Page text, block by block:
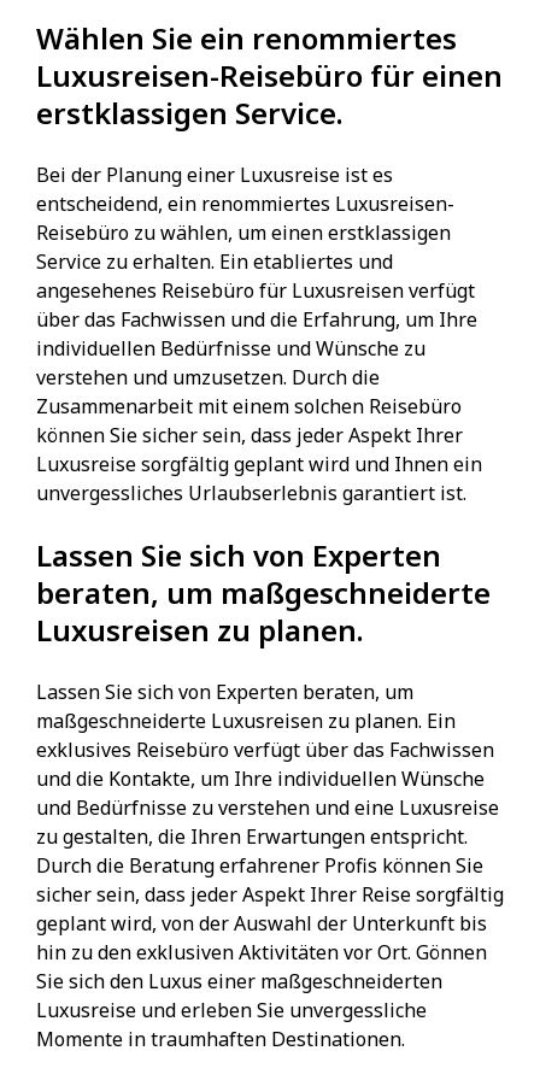
Wählen Sie ein renommiertes
Luxusreisen-Reisebüro für einen
erstklassigen Service.
Bei der Planung einer Luxusreise ist es
entscheidend, ein renommiertes Luxusreisen-
Reisebüro zu wählen, um einen erstklassigen
Service zu erhalten. Ein etabliertes und
angesehenes Reisebüro für Luxusreisen verfügt
über das Fachwissen und die Erfahrung, um Ihre
individuellen Bedürfnisse und Wünsche zu
verstehen und umzusetzen. Durch die
Zusammenarbeit mit einem solchen Reisebüro
können Sie sicher sein, dass jeder Aspekt Ihrer
Luxusreise sorgfältig geplant wird und Ihnen ein
unvergessliches Urlaubserlebnis garantiert ist.
Lassen Sie sich von Experten
beraten, um maßgeschneiderte
Luxusreisen zu planen.
Lassen Sie sich von Experten beraten, um
maßgeschneiderte Luxusreisen zu planen. Ein
exklusives Reisebüro verfügt über das Fachwissen
und die Kontakte, um Ihre individuellen Wünsche
und Bedürfnisse zu verstehen und eine Luxusreise
zu gestalten, die Ihren Erwartungen entspricht.
Durch die Beratung erfahrener Profis können Sie
sicher sein, dass jeder Aspekt Ihrer Reise sorgfältig
geplant wird, von der Auswahl der Unterkunft bis
hin zu den exklusiven Aktivitäten vor Ort. Gönnen
Sie sich den Luxus einer maßgeschneiderten
Luxusreise und erleben Sie unvergessliche
Momente in traumhaften Destinationen.